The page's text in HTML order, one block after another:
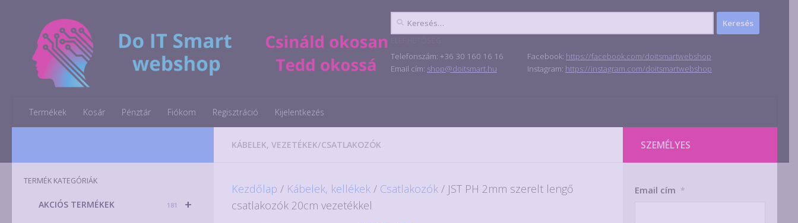
Skip to content Keresés:
Telefonszám: +36 30 160 16 16 Facebook: https://facebook.com/doitsmartwebshop
Email cím: shop@doitsmart.hu Instagram: https://instagram.com/doitsmartwebshop
Termékek Kosár Pénztár Fiókom Regisztráció Kijelentkezés
KÁBELEK, VEZETÉKEK/CSATLAKOZÓK
Kezdőlap / Kábelek, kellékek / Csatlakozók / JST PH 2mm szerelt lengő
csatlakozók 20cm vezetékkel
TERMÉK KATEGÓRIÁK
+
AKCIÓS TERMÉKEK 181
SZEMÉLYES
Email cím *